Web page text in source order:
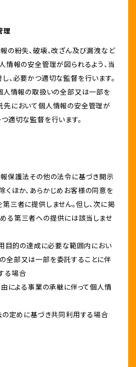
理
の紛失、破壊、改ざん及び漏洩など
情報の安全管理が図られるよう、当
、必要かつ適切な監督を行います。
個人情報の取扱いの全部又は一部を
先において個人情報の安全管理が
適切な監督を行います。
報保護法その他の法令に基づき開示
くほか、あらかじめお客様の同意を
三者に提供しません。但し、次に掲
る第三者への提供には該当しませ
用目的の達成に必要な範囲内におい
全部又は一部を委託することに伴
る場合
由による事業の承継に伴って個人情
の定めに基づき共同利用する場合